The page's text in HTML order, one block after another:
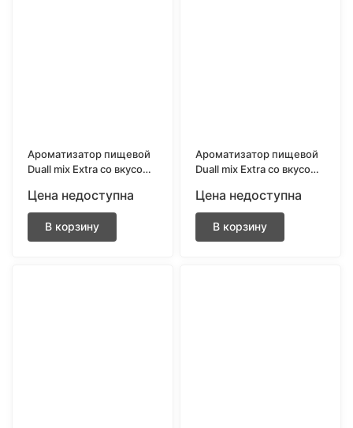
Ароматизатор пищевой
Duall mix Extra со вкусом
мл.
Цена недоступна
В корзину
Ароматизатор пищевой
Duall mix Extra со вкусом
Цена недоступна
В корзину